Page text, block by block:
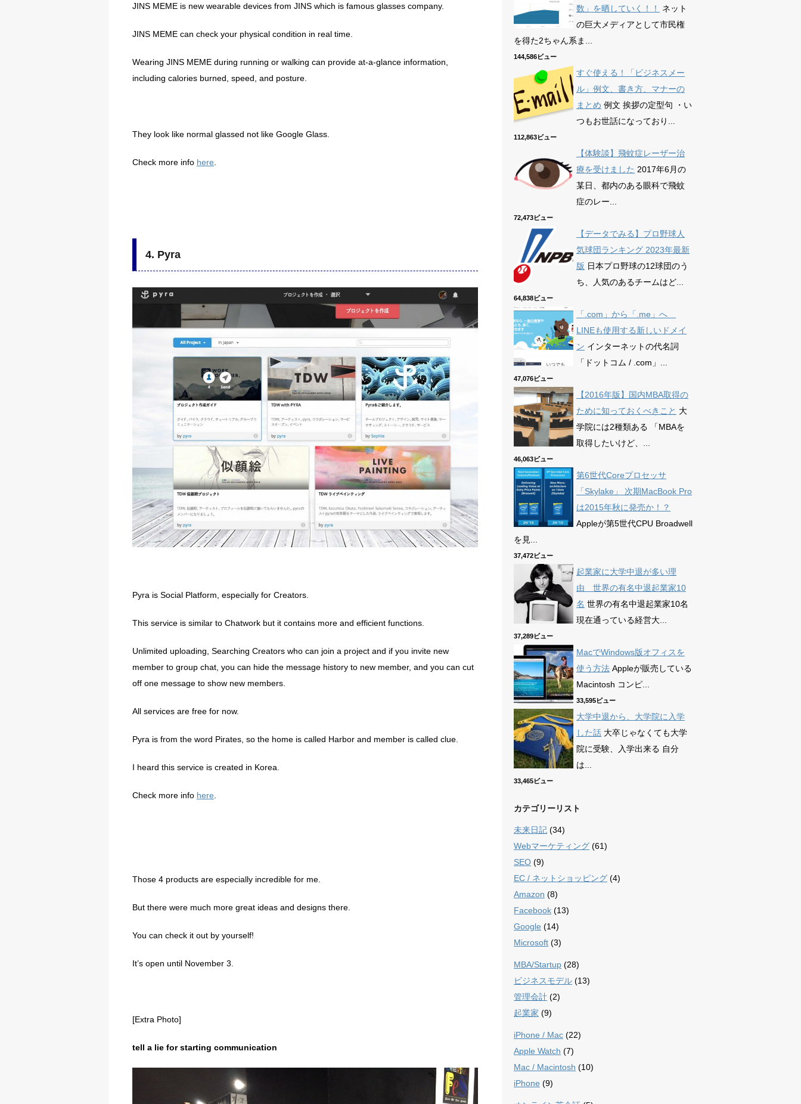
JINS MEME is new wearable devices from JINS which is famous glasses company.
JINS MEME can check your physical condition in real time.
Wearing JINS MEME during running or walking can provide at-a-glance information,
including calories burned, speed, and posture.
They look like normal glassed not like Google Glass.
Check more info here
4. Pyra
Pyra is Social Platform, especially for Creators.
This service is similar to Chatwork but it contains more and efficient functions.
Unlimited uploading, Searching Creators who can join a project and if you invite new
member to group chat, you can hide the message history to new member, and you can cut
off one message to show new members.
All services are free for now.
Pyra is from the word Pirates, so the home is called Harbor and member is called clue.
I heard this service is created in Korea.
Check more info here
Those 4 products are especially incredible for me.
But there were much more great ideas and designs there.
You can check it out by yourself!
It’s open until November 3.
[Extra Photo]
tell a lie for starting communication
数」を晒していく！！
ネット
の巨大メディアとして市民権
を得た2ちゃん系ま...
144,586ビュー
すぐ使える！「ビジネスメー
ル」例文、書き方、マナーの
まとめ 例文 挨拶の定型句 ・い
つもお世話になっており...
112,863ビュー
【体験談】飛蚊症レーザー治
療を受けました 2017年6月の
某日、都内のある眼科で飛蚊
症のレー...
72,473ビュー
【データでみる】プロ野球人
気球団ランキング 2023年最新
版 日本プロ野球の12球団のう
ち、人気のあるチームはど...
64,838ビュー
「.com」から「.me」へ
LINEも使用する新しいドメイ
ン インターネットの代名詞
「ドットコム / .com」...
47,076ビュー
【2016年版】国内MBA取得の
ために知っておくべきこと 大
学院には2種類ある 「MBAを
取得したいけど、...
46,063ビュー
第6世代Coreプロセッサ
「Skylake」 次期MacBook Pro
は2015年秋に発売か！？
Appleが第5世代CPU Broadwell
を見...
37,472ビュー
起業家に大学中退が多い理
由 世界の有名中退起業家10
名 世界の有名中退起業家10名
現在通っている経営大...
37,289ビュー
MacでWindows版オフィスを
使う方法 Appleが販売している
Macintosh コンピ...
33,595ビュー
大学中退から、大学院に入学
した話 大卒じゃなくても大学
院に受験、入学出来る 自分
は...
33,465ビュー
カテゴリーリスト
未来日記 (34)
Webマーケティング (61)
SEO (9)
EC / ネットショッピング (4)
Amazon (8)
Facebook (13)
Google (14)
Microsoft (3)
MBA/Startup (28)
ビジネスモデル (13)
管理会計 (2)
起業家 (9)
iPhone / Mac (22)
Apple Watch (7)
Mac / Macintosh (10)
iPhone (9)